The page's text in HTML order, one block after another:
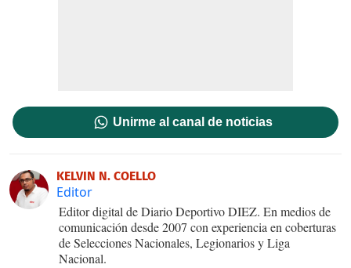
Unirme al canal de noticias
KELVIN N. COELLO
Editor
Editor digital de Diario Deportivo DIEZ. En medios de
comunicación desde 2007 con experiencia en coberturas
de Selecciones Nacionales, Legionarios y Liga
Nacional.